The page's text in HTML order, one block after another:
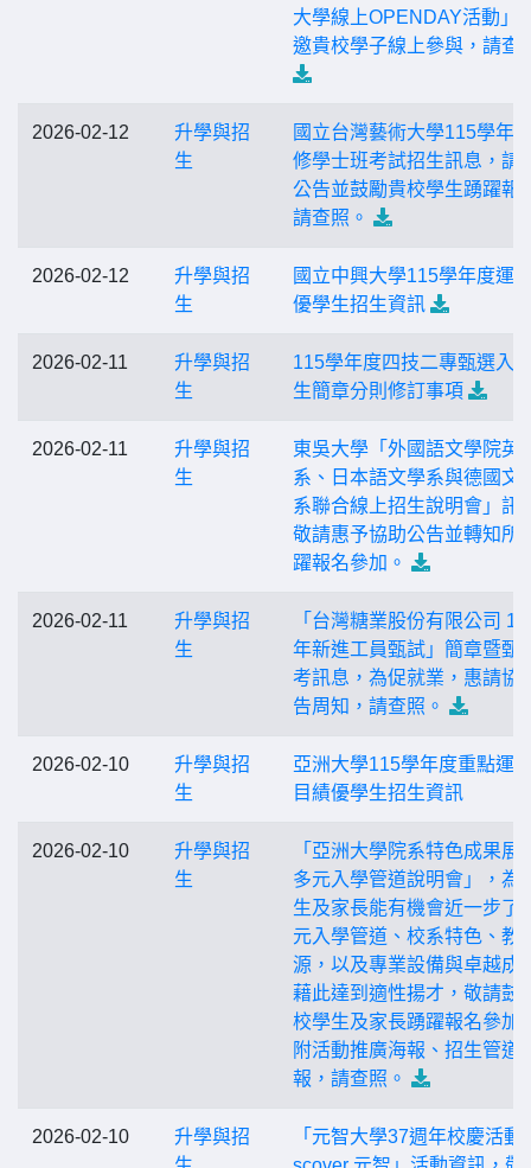
大學線上OPENDAY活動」
邀貴校學子線上參與，請查
2026-02-12
升學與招
生
國立台灣藝術大學115學年
修學士班考試招生訊息，請
公告並鼓勵貴校學生踴躍報
請查照。
2026-02-12
升學與招
生
國立中興大學115學年度運
優學生招生資訊
2026-02-11
升學與招
生
115學年度四技二專甄選入
生簡章分則修訂事項
2026-02-11
升學與招
生
東吳大學「外國語文學院英
系、日本語文學系與德國文
系聯合線上招生說明會」訊
敬請惠予協助公告並轉知所
躍報名參加。
2026-02-11
升學與招
生
「台灣糖業股份有限公司
年新進工員甄試」簡章暨甄
考訊息，為促就業，惠請協
告周知，請查照。
2026-02-10
升學與招
生
亞洲大學115學年度重點運
目績優學生招生資訊
2026-02-10
升學與招
生
「亞洲大學院系特色成果展
多元入學管道說明會」，為
生及家長能有機會近一步了
元入學管道、校系特色、教
源，以及專業設備與卓越成
藉此達到適性揚才，敬請鼓
校學生及家長踴躍報名參加
附活動推廣海報、招生管道
報，請查照。
2026-02-10
升學與招
「元智大學37週年校慶活